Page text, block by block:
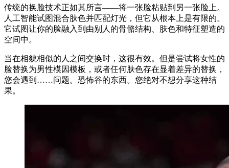
传统的换脸技术正如其所言——将一张脸粘贴到另一张脸上。
人工智能试图混合肤色并匹配灯光，但它从根本上是有限的。
它试图让你的脸融入到由别人的骨骼结构、肤色和特征塑造的
空间中。
当在相貌相似的人之间交换时，这很有效。但是尝试将女性的
脸替换为男性模因模板，或者任何肤色存在显着差异的替换，
您会遇到……问题。恐怖谷的东西。您绝对不想分享这种结
果。